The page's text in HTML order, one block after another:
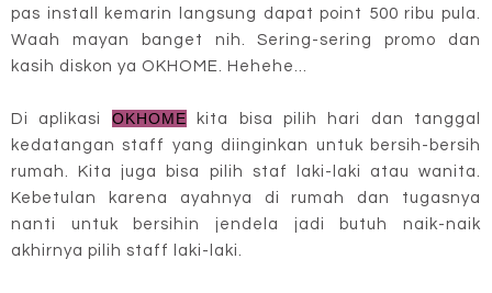
pas install kemarin langsung dapat point 500 ribu pula.
Waah mayan banget nih. Sering-sering promo dan
kasih diskon ya OKHOME. Hehehe...
Di aplikasi OKHOME kita bisa pilih hari dan tanggal
kedatangan staff yang diinginkan untuk bersih-bersih
rumah. Kita juga bisa pilih staf laki-laki atau wanita.
Kebetulan karena ayahnya di rumah dan tugasnya
nanti untuk bersihin jendela jadi butuh naik-naik
akhirnya pilih staff laki-laki.